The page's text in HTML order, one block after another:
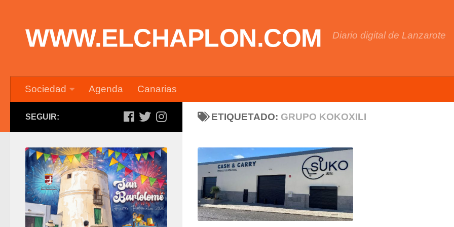
WWW.ELCHAPLON.COM Diario digital de Lanzarote
Sociedad Agenda Canarias
ETIQUETADO: GRUPO KOKOXILI
SEGUIR: